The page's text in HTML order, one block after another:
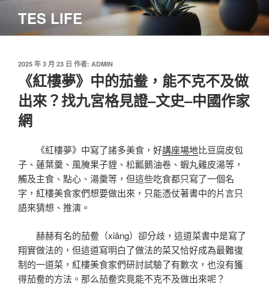
主
TES LIFE
發
2025 年 3 月 23 日 作者: ADMIN
《紅樓夢》中的茄鲞，能不克不及做
出來？找九宮格見證–文史–中國作家
網
《紅樓夢》中寫了諸多美食，好講座場地比豆腐皮包
子、蓮葉羹、風腌果子貍、松瓤鵝油卷、蝦丸雞皮湯等，
觸及主食、點心、湯羹等，但這些吃食都只寫了一個名
字，紅樓美食家們想要做出來，只能憑仗著書中的片言只
語來猜想、推演。
赫赫有名的茄鲞（xiǎng）卻分歧，這道菜書中是寫了
翔實做法的，但這道寫明白了做法的菜又恰好成為最難復
制的一道菜，紅樓美食家們研討試驗了有數次，也沒有獲
得茄鲞的方法。那么茄鲞究竟能不克不及做出來呢？